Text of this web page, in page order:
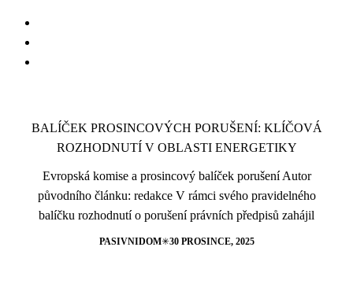
BALÍČEK PROSINCOVÝCH PORUŠENÍ: KLÍČOVÁ
ROZHODNUTÍ V OBLASTI ENERGETIKY
Evropská komise a prosincový balíček porušení Autor
původního článku: redakce V rámci svého pravidelného
balíčku rozhodnutí o porušení právních předpisů zahájil
PASIVNIDOM✳︎30 PROSINCE, 2025